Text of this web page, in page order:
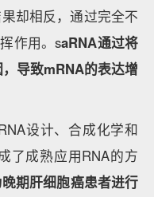
却相反，通过完全不
作用。saRNA通过将
导致mRNA的表达增
设计、合成化学和
了成熟应用RNA的方
期肝细胞癌患者进行